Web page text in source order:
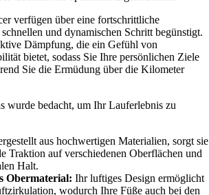
verfügen über eine fortschrittliche
und dynamischen Schritt begünstigt.
Dämpfung, die ein Gefühl von
bietet, sodass Sie Ihre persönlichen Ziele
Sie die Ermüdung über die Kilometer
wurde bedacht, um Ihr Lauferlebnis zu
aus hochwertigen Materialien, sorgt sie
Traktion auf verschiedenen Oberflächen und
Halt.
Obermaterial: Ihr luftiges Design ermöglicht
wodurch Ihre Füße auch bei den